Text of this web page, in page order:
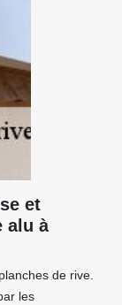
et
alu à
de rive.
les